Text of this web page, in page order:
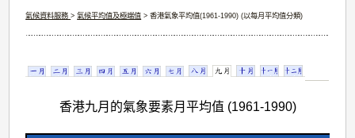
氣候資料服務>氣候平均值及極端值 > 香港氣象平均值(1961-1990) (以每月平均值分類)
香港九月的氣象要素月平均值 (1961-1990)